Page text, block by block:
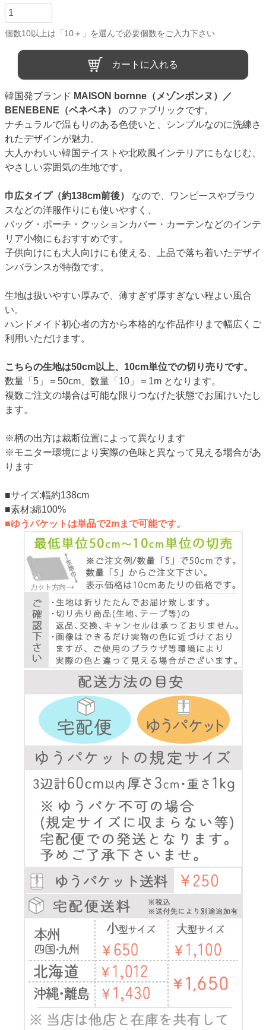
カートに入れる
韓国発ブランド MAISON bornne（メゾンボンヌ）／
BENEBENE（ベネベネ）
のファブリックです。
ナチュラルで温もりのある色使いと、シンプルなのに洗練さ
れたデザインが魅力。
大人かわいい韓国テイストや北欧風インテリアにもなじむ、
やさしい雰囲気の生地です。
巾広タイプ（約138cm前後）
なので、ワンピースやブラウ
スなどの洋服作りにも使いやすく、
バッグ・ポーチ・クッションカバー・カーテンなどのインテ
リア小物にもおすすめです。
子供向けにも大人向けにも使える、上品で落ち着いたデザイ
ンバランスが特徴です。
生地は扱いやすい厚みで、薄すぎず厚すぎない程よい風合
い。
ハンドメイド初心者の方から本格的な作品作りまで幅広くご
利用いただけます。
こちらの生地は50cm以上、10cm単位での切り売りです。
数量「5」＝50cm、数量「10」＝1m となります。
複数ご注文の場合は可能な限りつなげた状態でお届けいたし
ます。
※柄の出方は裁断位置によって異なります
※モニター環境により実際の色味と異なって見える場合があ
ります
■サイズ:幅約138cm
■素材:綿100%
■ゆうパケットは単品で2mまで可能です。